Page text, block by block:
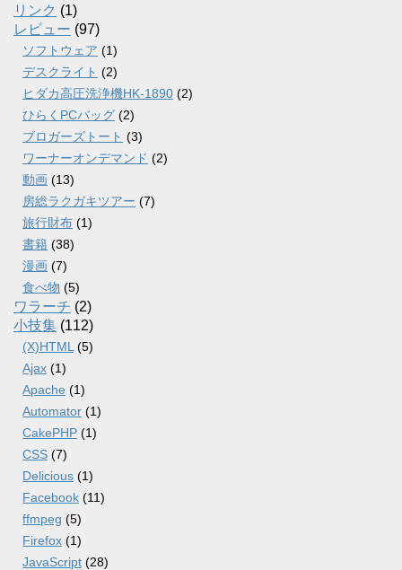
リンク (1)
レビュー (97)
ソフトウェア (1)
デスクライト (2)
ヒダカ高圧洗浄機HK-1890 (2)
ひらくPCバッグ (2)
ブロガーズトート (3)
ワーナーオンデマンド (2)
動画 (13)
房総ラクガキツアー (7)
旅行財布 (1)
書籍 (38)
漫画 (7)
食べ物 (5)
ワラーチ (2)
小技集 (112)
(X)HTML (5)
Ajax (1)
Apache (1)
Automator (1)
CakePHP (1)
CSS (7)
Delicious (1)
Facebook (11)
ffmpeg (5)
Firefox (1)
JavaScript (28)